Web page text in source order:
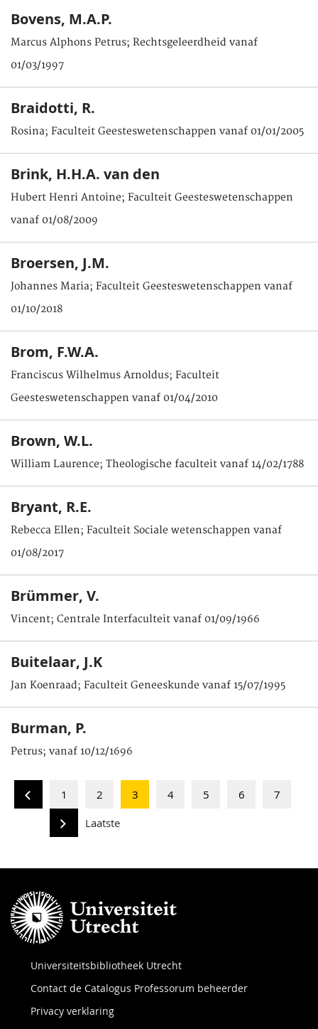
Bovens, M.A.P.
Marcus Alphons Petrus; Rechtsgeleerdheid vanaf
01/03/1997
Braidotti, R.
Rosina; Faculteit Geesteswetenschappen vanaf 01/01/2005
Brink, H.H.A. van den
Hubert Henri Antoine; Faculteit Geesteswetenschappen
vanaf 01/08/2009
Broersen, J.M.
Johannes Maria; Faculteit Geesteswetenschappen vanaf
01/10/2018
Brom, F.W.A.
Franciscus Wilhelmus Arnoldus; Faculteit
Geesteswetenschappen vanaf 01/04/2010
Brown, W.L.
William Laurence; Theologische faculteit vanaf 14/02/1788
Bryant, R.E.
Rebecca Ellen; Faculteit Sociale wetenschappen vanaf
01/08/2017
Brümmer, V.
Vincent; Centrale Interfaculteit vanaf 01/09/1966
Buitelaar, J.K
Jan Koenraad; Faculteit Geneeskunde vanaf 15/07/1995
Burman, P.
Petrus; vanaf 10/12/1696
1 2 3 4 5 6
7
Laatste
Universiteitsbibliotheek Utrecht
Contact de Catalogus Professorum beheerder
Privacy verklaring